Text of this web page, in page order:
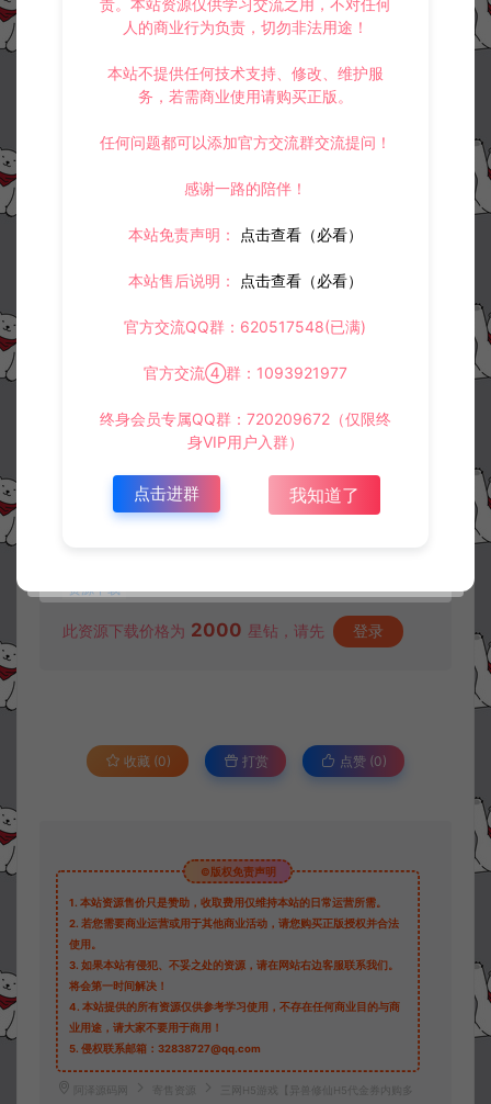
资源下载
此资源下载价格为 2000 星钻，请先 登录
收藏 (0) 打赏 点赞 (0)
©版权免责声明
1. 本站资源售价只是赞助，收取费用仅维持本站的日常运营所需。
2. 若您需要商业运营或用于其他商业活动，请您购买正版授权并合法
使用。
3. 如果本站有侵犯、不妥之处的资源，请在网站右边客服联系我们。
将会第一时间解决！
4. 本站提供的所有资源仅供参考学习使用，不存在任何商业目的与商
业用途，请大家不要用于商用！
5. 侵权联系邮箱：32838727@qq.com
阿泽源码网 寄售资源
三网H5游戏【异兽修仙H5代金券内购多
人的商业行为负责，切勿非法用途！
本站不提供任何技术支持、修改、维护服
务，若需商业使用请购买正版。
任何问题都可以添加官方交流群交流提问！
感谢一路的陪伴！
本站免责声明： 点击查看（必看）
本站售后说明： 点击查看（必看）
官方交流QQ群：620517548(已满)
官方交流④群：1093921977
终身会员专属QQ群：720209672（仅限终
身VIP用户入群）
点击进群 我知道了